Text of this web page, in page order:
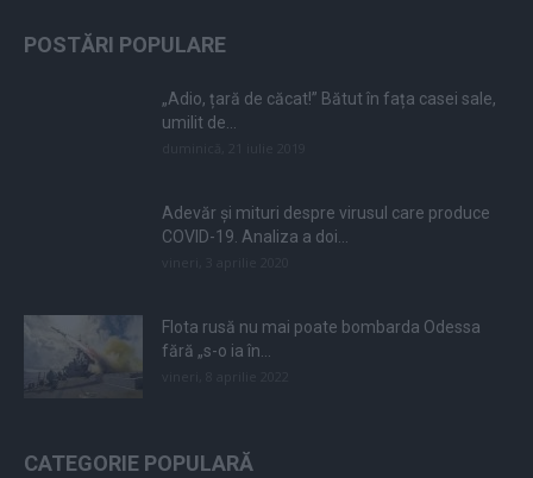
POSTĂRI POPULARE
„Adio, țară de căcat!” Bătut în fața casei sale,
umilit de...
Adevăr și mituri despre virusul care produce
COVID-19. Analiza a doi...
Flota rusă nu mai poate bombarda Odessa
fără „s-o ia în...
CATEGORIE POPULARĂ